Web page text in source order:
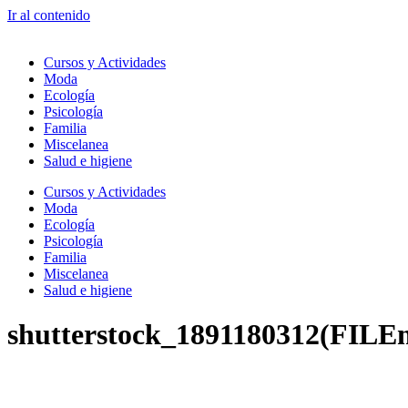
Ir al contenido
Cursos y Actividades
Moda
Ecología
Psicología
Familia
Miscelanea
Salud e higiene
Cursos y Actividades
Moda
Ecología
Psicología
Familia
Miscelanea
Salud e higiene